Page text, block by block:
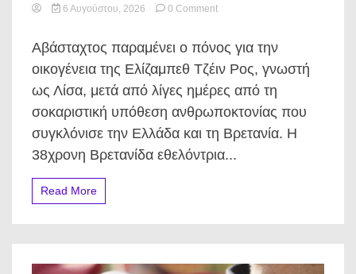
6 Αυγούστου, 2026 0 Commenton
που
δολοφονήθηκε
Κυψέλη:
Η
πλευρά
μιας
Αβάσταχτος παραμένει ο πόνος για την
οικογένεια της Ελίζαμπεθ Τζέιν Ρος, γνωστή
ως Λίσα, μετά από λίγες ημέρες από τη
σοκαριστική υπόθεση ανθρωποκτονίας που
συγκλόνισε την Ελλάδα και τη Βρετανία. Η
38χρονη Βρετανίδα εθελόντρια...
Read More